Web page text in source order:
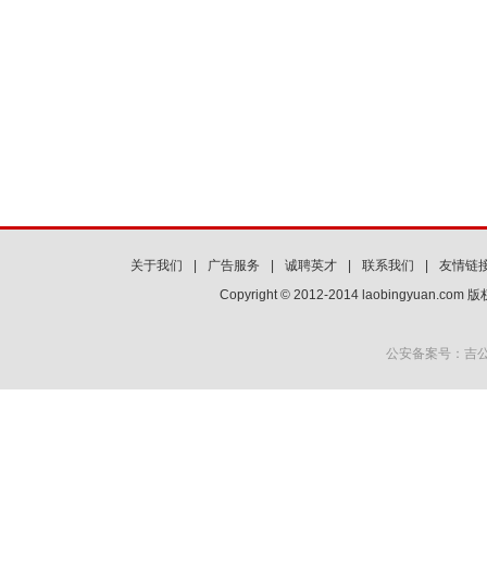
关于我们 广告服务 诚聘英才 联系我们
友情链
Copyright © 2012-2014 laobingyuan.com 版
公安备案号：吉